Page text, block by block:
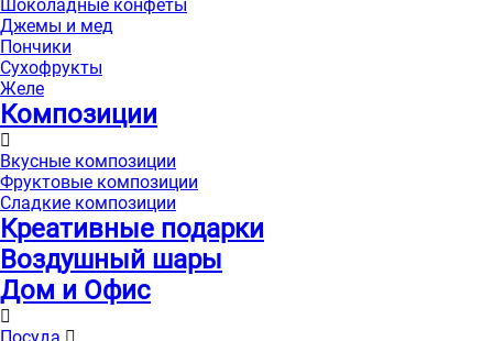
Шоколадные конфеты
Джемы и мед
Пончики
Сухофрукты
Желе
Композиции
Вкусные композиции
Фруктовые композиции
Сладкие композиции
Креативные подарки
Воздушный шары
Дом и Офис